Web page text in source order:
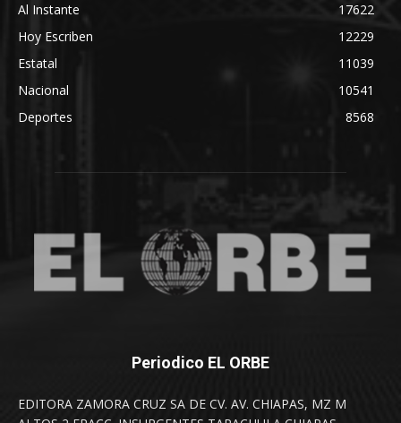
Al Instante
17622
Hoy Escriben
12229
Estatal
11039
Nacional
10541
Deportes
8568
Periodico EL ORBE
EDITORA ZAMORA CRUZ SA DE CV. AV. CHIAPAS, MZ M